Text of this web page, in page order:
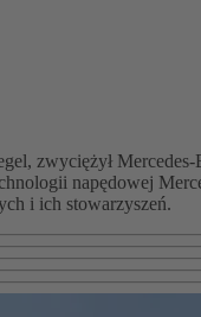
zwyciężył
napędowej
i ich stowarzyszeń.